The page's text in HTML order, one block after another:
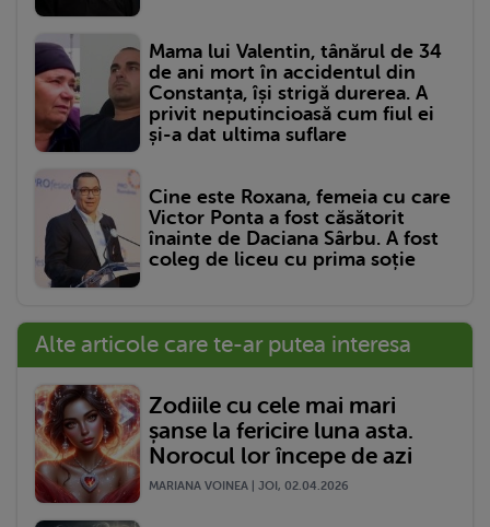
Mama lui Valentin, tânărul de 34
de ani mort în accidentul din
Constanța, își strigă durerea. A
privit neputincioasă cum fiul ei
și-a dat ultima suflare
Cine este Roxana, femeia cu care
Victor Ponta a fost căsătorit
înainte de Daciana Sârbu. A fost
coleg de liceu cu prima soție
Alte articole care te-ar putea interesa
Zodiile cu cele mai mari
șanse la fericire luna asta.
Norocul lor începe de azi
MARIANA VOINEA | JOI, 02.04.2026